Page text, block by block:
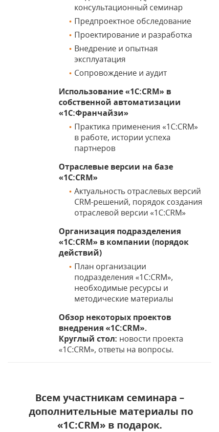
консультационный семинар
Предпроектное обследование
Проектирование и разработка
Внедрение и опытная
эксплуатация
Сопровождение и аудит
Использование «1С:CRM» в
собственной автоматизации
«1С:Франчайзи»
Практика применения «1С:CRM»
в работе, истории успеха
партнеров
Отраслевые версии на базе
«1С:CRM»
Актуальность отраслевых версий
CRM-решений, порядок создания
отраслевой версии «1С:CRM»
Организация подразделения
«1С:CRM» в компании (порядок
действий)
План организации
подразделения «1С:CRM»,
необходимые ресурсы и
методические материалы
Обзор некоторых проектов
внедрения «1С:CRM».
Круглый стол: новости проекта
«1С:CRM», ответы на вопросы.
Всем участникам семинара –
дополнительные материалы по
«1С:CRM» в подарок.